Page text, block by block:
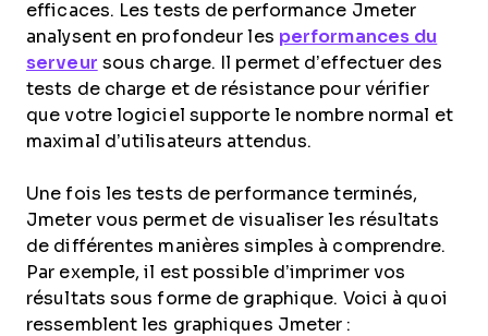
efficaces. Les tests de performance Jmeter
analysent en profondeur les performances du
serveur sous charge. Il permet d’effectuer des
tests de charge et de résistance pour vérifier
que votre logiciel supporte le nombre normal et
maximal d’utilisateurs attendus.
Une fois les tests de performance terminés,
Jmeter vous permet de visualiser les résultats
de différentes manières simples à comprendre.
Par exemple, il est possible d’imprimer vos
résultats sous forme de graphique. Voici à quoi
ressemblent les graphiques Jmeter :